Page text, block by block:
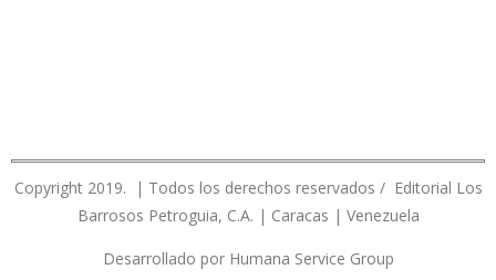
Copyright 2019. | Todos los derechos reservados / Editorial Los
Barrosos Petroguia, C.A. | Caracas | Venezuela
Desarrollado por Humana Service Group